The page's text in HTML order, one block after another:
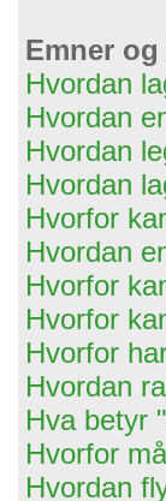
Emner
Hvordan
Hvordan
Hvordan
Hvordan
Hvorfor
Hvordan
Hvorfor
Hvorfor
Hvorfor
Hvordan
Hva betyr
Hvorfor
Hvordan